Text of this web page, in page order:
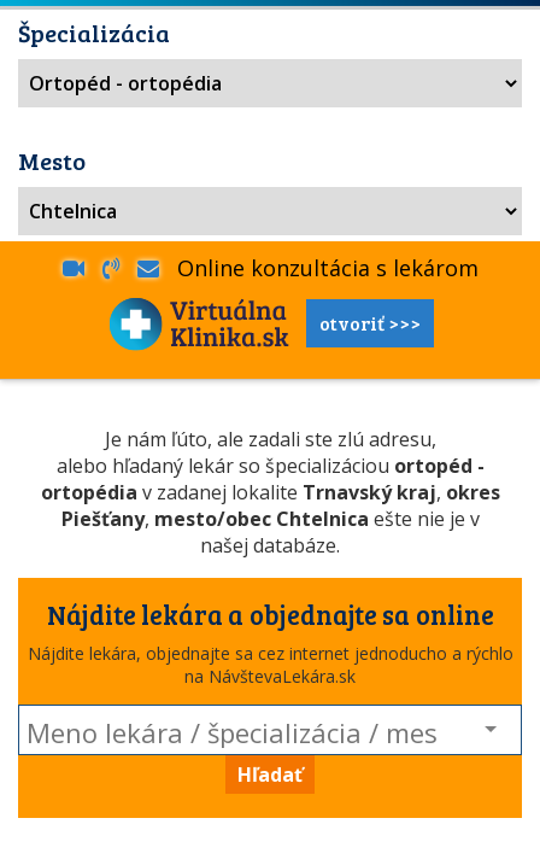
Špecializácia
Mesto
Online konzultácia s lekárom
otvoriť >>>
Je nám ľúto, ale zadali ste zlú adresu,
alebo hľadaný lekár so špecializáciou ortopéd -
ortopédia v zadanej lokalite Trnavský kraj, okres
Piešťany, mesto/obec Chtelnica ešte nie je v
našej databáze.
Nájdite lekára a objednajte sa online
Nájdite lekára, objednajte sa cez internet jednoducho a rýchlo
na NávštevaLekára.sk
Hľadať